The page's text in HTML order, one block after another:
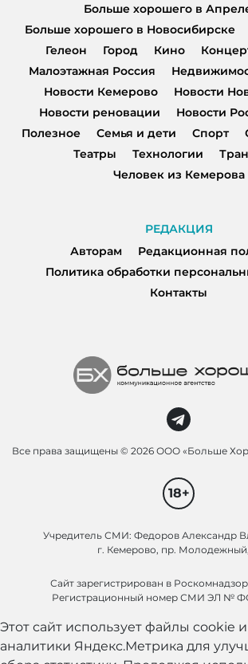
Больше хорошего в
Больше хорошего в Новосибирске
Гелеон
Город Кино
Малоэтажная Россия
Новости Кемерово
Новости
Новости реновации
Новости
Полезное
Семья и дети Спорт
Театры
Технологии
Человек из Кемерова
РЕДАКЦИЯ
Авторам
Редакционная
Политика обработки
Контакты
Все права защищены © 2026 ООО «Больше
18+
Учредитель СМИ: Федоров Александр
г. Кемерово, пр. Молодежный,
Сайт зарегистрирован в
Регистрационный номер СМИ ЭЛ №
Этот сайт использует файлы cookie
аналитики Яндекс.Метрика для